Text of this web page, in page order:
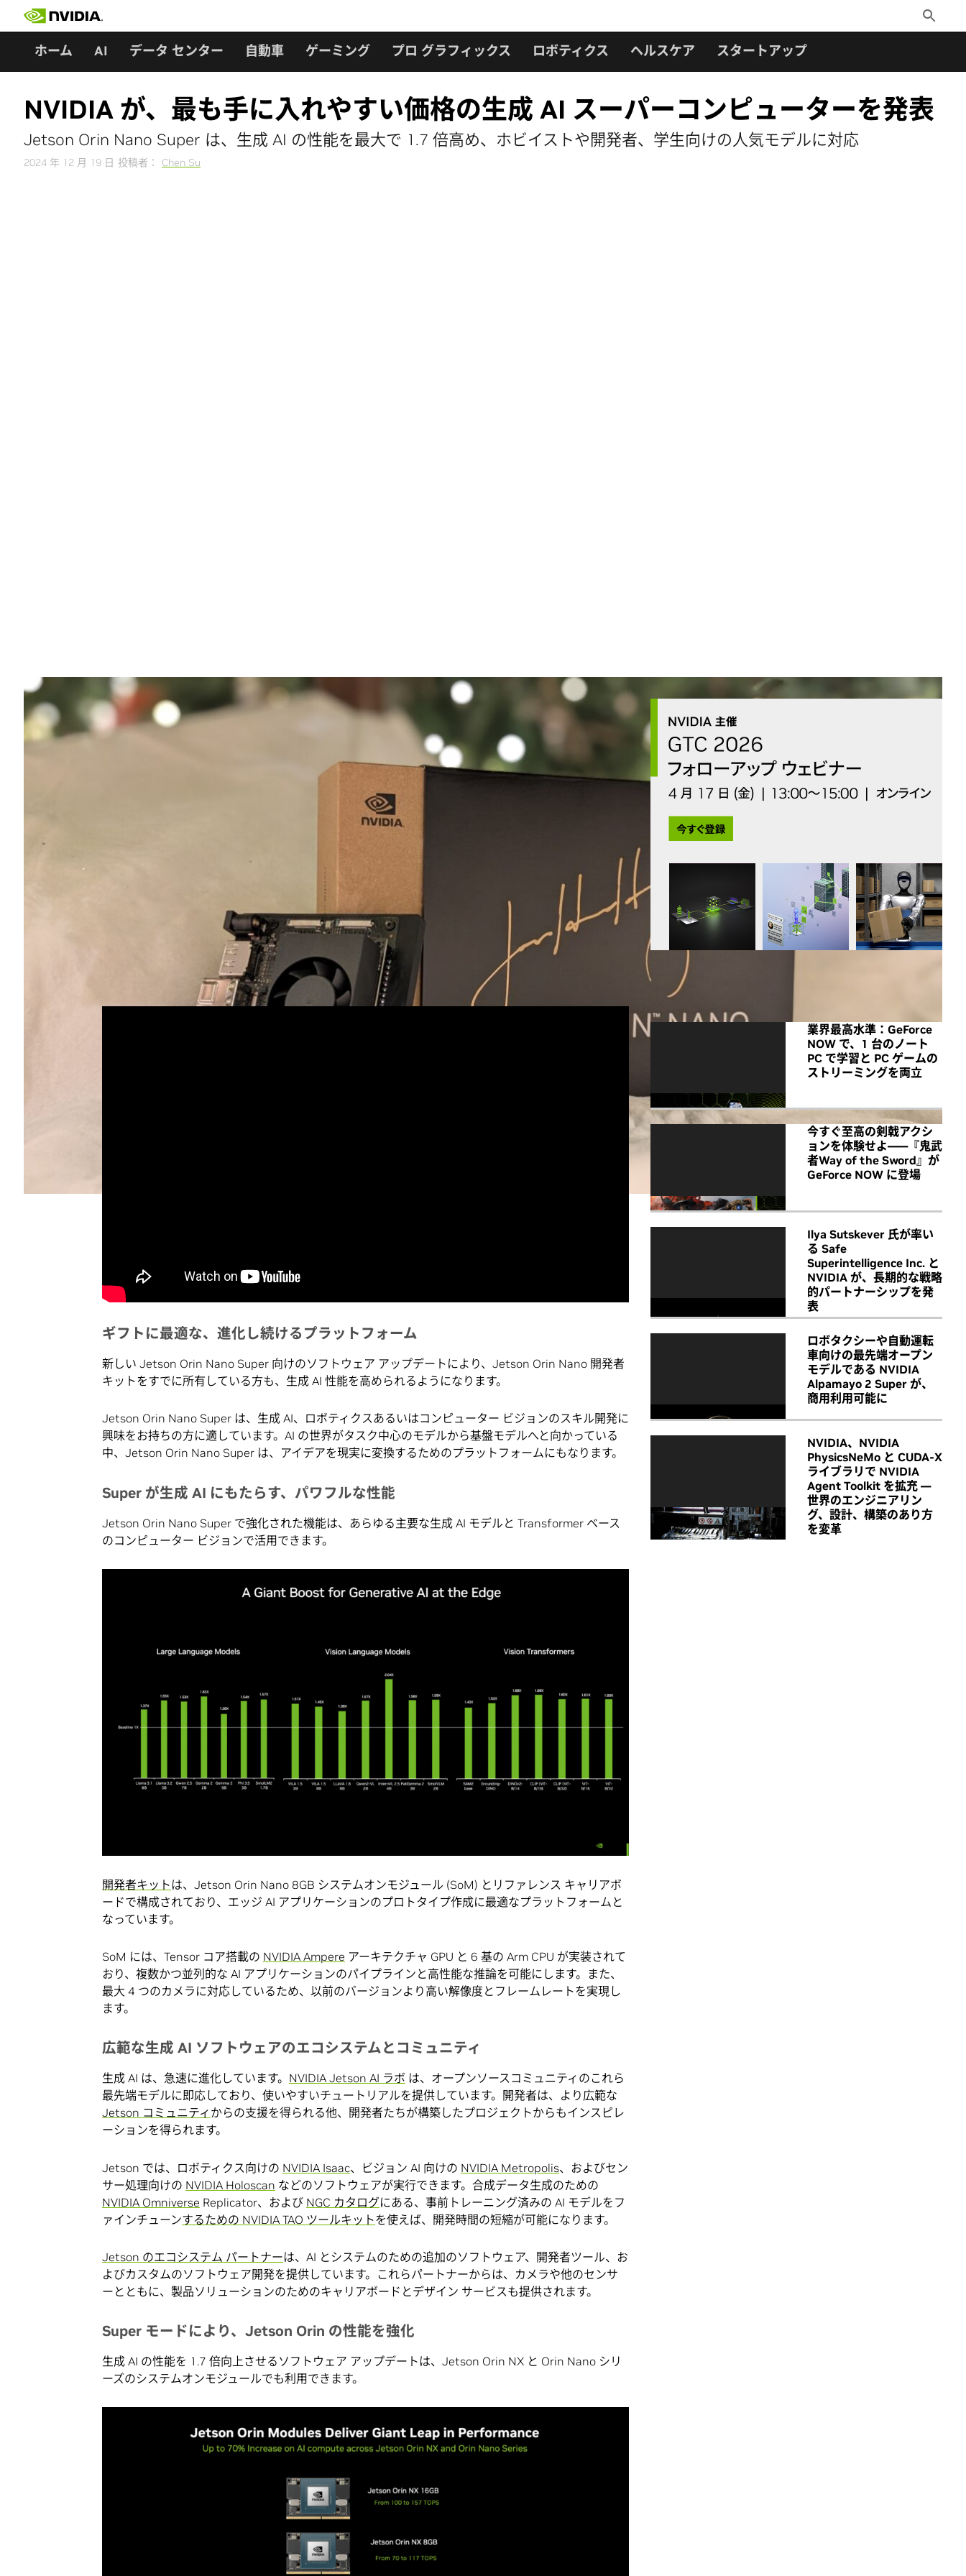
Toggle
Search
ホーム AI データ センター 自動車 ゲーミング プロ グラフィックス ロボティクス ヘルスケア スタートアップ
NVIDIA が、最も手に入れやすい価格の生成 AI スーパーコンピューターを発表
Jetson Orin Nano Super は、生成 AI の性能を最大で 1.7 倍高め、ホビイストや開発者、学生向けの人気モデルに対応
2024 年 12 月 19 日 投稿者： Chen Su
Share
NVIDIA が新しい小型の生成 AI スーパーコンピューターを発表し、ソフトウェア アップグレードを通
じて、より安い価格で性能を向上させようとしています。
NVIDIA Jetson Orin Nano Super 開発者キットは手のひらに収まるほどの大きさで、商用 AI の
開発者から、ホビイストと学生まで、あらゆる人が生成 AI の機能と性能を得られます。さらに、価格
本日より入手可能な Jetson Orin Nano Super は、
推論性能が 1.7 倍に向上した他、性能が
70% アップして 67 INT8 TOPS になり、メモリ帯域幅が前のモデルより 50% 増の 102GB/s となって
検索拡張機能 (RAG) をベースにした LLM チャットボットの作成やビジュアル AI エージェントの構
築、あるいは AI ベースのロボットの展開など、Jetson Orin Nano Super は、さまざまな用途に見合っ
た理想的なソリューションとなります。
ギフトに最適な、進化し続けるプラットフォーム
新しい Jetson Orin Nano Super 向けのソフトウェア アップデートにより、Jetson Orin Nano 開発者
キットをすでに所有している方も、生成 AI 性能を高められるようになります。
Jetson Orin Nano Super は、生成 AI、ロボティクスあるいはコンピューター ビジョンのスキル開発に
興味をお持ちの方に適しています。AI の世界がタスク中心のモデルから基盤モデルへと向かっている
中、Jetson Orin Nano Super は、アイデアを現実に変換するためのプラットフォームにもなります。
Super が生成 AI にもたらす、パワフルな性能
Jetson Orin Nano Super で強化された機能は、あらゆる主要な生成 AI モデルと Transformer ベース
のコンピューター ビジョンで活用できます。
開発者キット は、Jetson Orin Nano 8GB システムオンモジュール (SoM) とリファレンス キャリアボ
ードで構成されており、エッジ AI アプリケーションのプロトタイプ作成に最適なプラットフォームと
なっています。
SoM には、Tensor コア搭載の NVIDIA Ampere アーキテクチャ GPU と 6 基の Arm CPU が実装されて
おり、複数かつ並列的な AI アプリケーションのパイプラインと高性能な推論を可能にします。また、
最大 4 つのカメラに対応しているため、以前のバージョンより高い解像度とフレームレートを実現し
ます。
広範な生成 AI ソフトウェアのエコシステムとコミュニティ
生成 AI は、急速に進化しています。 NVIDIA Jetson AI ラボ は、オープンソースコミュニティのこれら
最先端モデルに即応しており、使いやすいチュートリアルを提供しています。開発者は、より広範な
Jetson コミュニティ からの支援を得られる他、開発者たちが構築したプロジェクトからもインスピレ
ーションを得られます。
Jetson では、ロボティクス向けの NVIDIA Isaac、ビジョン AI 向けの NVIDIA Metropolis、およびセン
サー処理向けの NVIDIA Holoscan などのソフトウェアが実行できます。合成データ生成のための
NVIDIA Omniverse Replicator、および NGC カタログにある、事前トレーニング済みの AI モデルをフ
ァインチューンするための NVIDIA TAO ツールキットを使えば、開発時間の短縮が可能になります。
Jetson のエコシステム パートナーは、AI とシステムのための追加のソフトウェア、開発者ツール、お
よびカスタムのソフトウェア開発を提供しています。これらパートナーからは、カメラや他のセンサ
ーとともに、製品ソリューションのためのキャリアボードとデザイン サービスも提供されます。
Super モードにより、Jetson Orin の性能を強化
生成 AI の性能を 1.7 倍向上させるソフトウェア アップデートは、Jetson Orin NX と Orin Nano シリ
ーズのシステムオンモジュールでも利用できます。
All NVIDIA News
業界最高水準：GeForce
NOW で、1 台のノート
PC で学習と PC ゲームの
ストリーミングを両立
今すぐ至高の剣戟アクシ
ョンを体験せよ――『鬼武
者Way of the Sword』が
GeForce NOW に登場
Ilya Sutskever 氏が率い
る Safe
Superintelligence Inc. と
NVIDIA が、長期的な戦略
的パートナーシップを発
表
ロボタクシーや自動運転
車向けの最先端オープン
モデルである NVIDIA
Alpamayo 2 Super が、
商用利用可能に
NVIDIA、NVIDIA
PhysicsNeMo と CUDA-X
ライブラリで NVIDIA
Agent Toolkit を拡充 ―
世界のエンジニアリン
グ、設計、構築のあり方
を変革